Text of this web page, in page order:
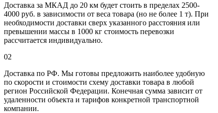
Доставка за МКАД до 20 км будет стоить в пределах 2500-
4000 руб. в зависимости от веса товара (но не более 1 т). При
необходимости доставки сверх указанного расстояния или
превышении массы в 1000 кг стоимость перевозки
рассчитается индивидуально.
02
Доставка по РФ. Мы готовы предложить наиболее удобную
по скорости и стоимости схему доставки товара в любой
регион Российской Федерации. Конечная сумма зависит от
удаленности объекта и тарифов конкретной транспортной
компании.